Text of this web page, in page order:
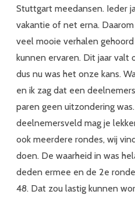
Stuttgart meedansen. Ieder
vakantie of net erna.
veel mooie verhalen
kunnen ervaren. Dit jaar valt
dus nu was het onze kans.
en ik zag dat een
paren geen uitzondering
deelnemersveld mag je
ook meerdere rondes, wij
doen. De waarheid in was
deden ermee en de 2e
48. Dat zou lastig kunnen